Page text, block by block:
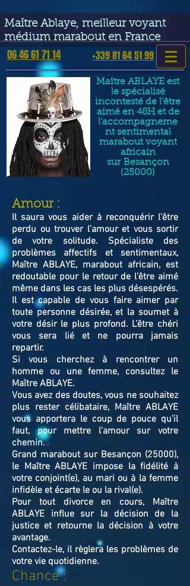
Maître Ablaye, meilleur voyant
médium marabout en France
06 46 61 71 14 +339 81 64 51 99
Maître ABLAYE est
le spécialisé
incontesté de l’être
aimé en 48H et de
l’accompagneme
nt sentimental
marabout voyant
africain
surBesançon
(25000)
​Amour :
Il saura vous aider à reconquérir l’être
perdu ou trouver l’amour et vous sortir
de votre solitude. Spécialiste des
problèmes affectifs et sentimentaux,
Maître ABLAYE, marabout africain, est
redoutable pour le retour de l'être aimé
même dans les cas les plus désespérés.
Il est capable de vous faire aimer par
toute personne désirée, et la soumet à
votre désir le plus profond. L’être chéri
vous sera lié et ne pourra jamais
repartir.
Si vous cherchez à rencontrer un
homme ou une femme, consultez le
Maître ABLAYE.
Vous avez des doutes, vous ne souhaitez
plus rester célibataire, Maître ABLAYE
vous apportera le coup de pouce qu'il
faut, pour mettre l'amour sur votre
chemin.
Grand marabout sur Besançon (25000),
le Maître ABLAYE impose la fidélité à
votre conjoint(e), au mari ou à la femme
infidèle et écarte le ou la rival(e).
Pour tout divorce en cours, Maître
ABLAYE influe sur la décision de la
justice et retourne la décision à votre
avantage.
Contactez-le, il règlera les problèmes de
votre vie quotidienne.
Chance :